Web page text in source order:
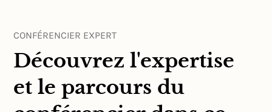
CONFÉRENCIER EXPERT
Découvrez l'expertise
et le parcours du